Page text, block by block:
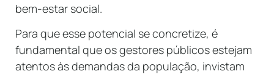
bem-estar social.
Para que esse potencial se concretize, é
fundamental que os gestores públicos estejam
atentos às demandas da população, invistam